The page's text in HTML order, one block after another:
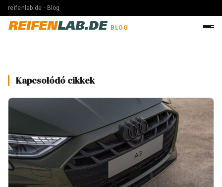
reifenlab.de · Blog
REIFENLAB.DE BLOG
Kapcsolódó cikkek